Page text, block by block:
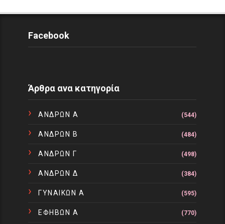
Facebook
Άρθρα ανα κατηγορία
ΑΝΔΡΩΝ Α (544)
ΑΝΔΡΩΝ Β (484)
ΑΝΔΡΩΝ Γ (498)
ΑΝΔΡΩΝ Δ (384)
ΓΥΝΑΙΚΩΝ Α (595)
ΕΦΗΒΩΝ Α (770)